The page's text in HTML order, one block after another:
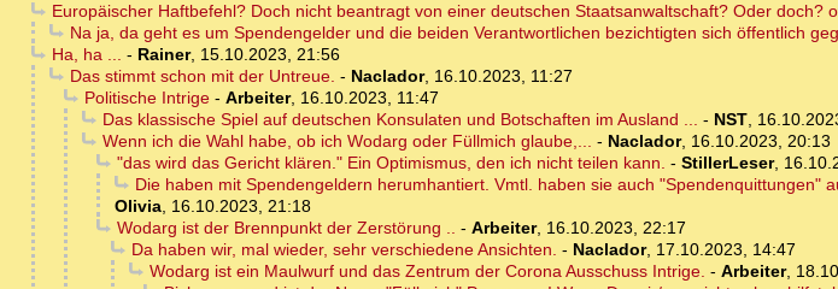
Europäischer Haftbefehl? Doch nicht beantragt von einer deutschen Staatsanwaltschaft? Oder doch?
Na ja, da geht es um Spendengelder und die beiden Verantwortlichen bezichtigten sich öffentlich
Ha, ha ... - Rainer, 15.10.2023, 21:56
Das stimmt schon mit der Untreue. - Naclador, 16.10.2023, 11:27
Politische Intrige- Arbeiter, 16.10.2023, 11:47
Das klassische Spiel auf deutschen Konsulaten und Botschaften im Ausland ... - NST,
Wenn ich die Wahl habe, ob ich Wodarg oder Füllmich glaube,... - Naclador, 16.10.2023, 20:13
"das wird das Gericht klären." Ein Optimismus, den ich nicht teilen kann. - StillerLeser,
Die haben mit Spendengeldern herumhantiert. Vmtl. haben sie auch "Spendenquittungen"
Olivia, 16.10.2023, 21:18
Wodarg ist der Brennpunkt der Zerstörung .. - Arbeiter, 16.10.2023, 22:17
Da haben wir, mal wieder, sehr verschiedene Ansichten. - Naclador, 17.10.2023, 14:47
Wodarg ist ein Maulwurf und das Zentrum der Corona Ausschuss Intrige. - Arbeiter,